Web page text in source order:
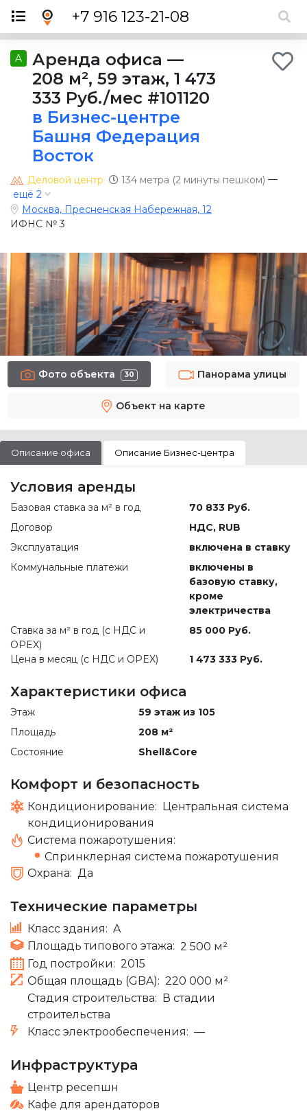
+7 916 123-21-08
A Аренда офиса —
208 м², 59 этаж, 1 473
333 Руб./мес #101120
в Бизнес-центре
Башня Федерация
Восток
Деловой центр 134 метра (2 минуты пешком) —
ещё 2
Москва, Пресненская Набережная, 12
ИФНС № 3
Фото объекта 30 Панорама улицы
Объект на карте
Описание офиса Описание Бизнес-центра
Условия аренды
Базовая ставка за м² в год
70 833 Руб.
Договор
НДС, RUB
Эксплуатация
включена в ставку
Коммунальные платежи
включены в
базовую ставку,
кроме
электричества
Ставка за м² в год (c НДС и
OPEX)
85 000 Руб.
Цена в месяц (с НДС и OPEX) 1 473 333 Руб.
Характеристики офиса
Этаж
59 этаж из 105
Площадь
208 м²
Состояние
Shell&Core
Комфорт и безопасность
Кондиционирование: Центральная система
кондиционирования
Система пожаротушения:
Спринклерная система пожаротушения
Охрана: Да
Технические параметры
Класс здания: A
Площадь типового этажа: 2 500 м²
Год постройки: 2015
Общая площадь (GBA): 220 000 м²
Стадия строительства: В стадии
строительства
Класс электрообеспечения: —
Инфраструктура
Центр ресепшн
Кафе для арендаторов